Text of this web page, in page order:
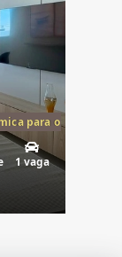
para o Mar, 2
1 vaga